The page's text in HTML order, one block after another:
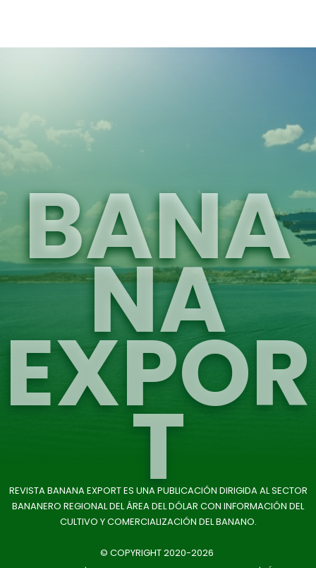
BANA
NA
EXPOR
T
REVISTA BANANA EXPORT ES UNA PUBLICACIÓN DIRIGIDA AL SECTOR
BANANERO REGIONAL DEL ÁREA DEL DÓLAR CON INFORMACIÓN DEL
CULTIVO Y COMERCIALIZACIÓN DEL BANANO.
© COPYRIGHT 2020-2026